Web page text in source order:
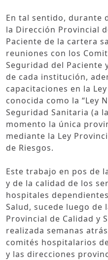
En tal sentido, durante
la Dirección Provincial
Paciente de la cartera
reuniones con los
Seguridad del Paciente
de cada institución,
capacitaciones en la
conocida como la “Ley
Seguridad Sanitaria (a
momento la única
mediante la Ley
de Riesgos.
Este trabajo en pos de
y de la calidad de los
hospitales
Salud, sucede luego de
Provincial de Calidad y
realizada semanas
comités hospitalarios
y las direcciones